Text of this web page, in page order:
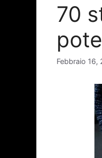
70
Febbraio 16,